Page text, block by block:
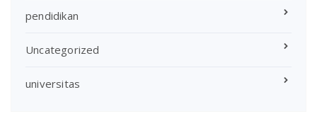
pendidikan
Uncategorized
universitas